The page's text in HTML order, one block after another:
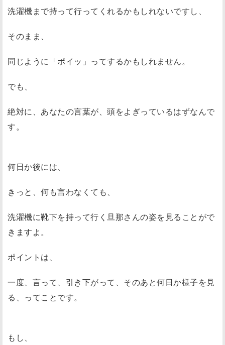
洗濯機まで持って行ってくれるかもしれないですし、
そのまま、
同じように「ポイッ」ってするかもしれません。
でも、
絶対に、あなたの言葉が、頭をよぎっているはずなんで
す。
何日か後には、
きっと、何も言わなくても、
洗濯機に靴下を持って行く旦那さんの姿を見ることがで
きますよ。
ポイントは、
一度、言って、引き下がって、そのあと何日か様子を見
る、ってことです。
もし、